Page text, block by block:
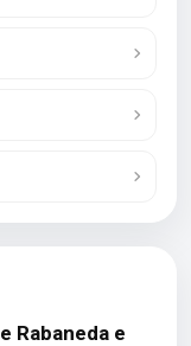
Rabaneda e